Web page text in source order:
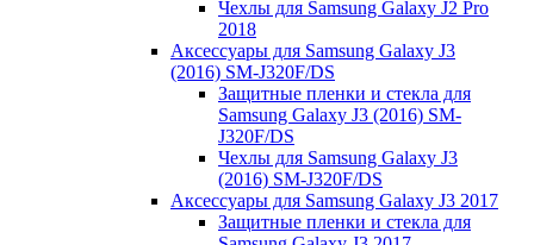
Чехлы для Samsung Galaxy J2 Pro
2018
Аксессуары для Samsung Galaxy J3
(2016) SM-J320F/DS
Защитные пленки и стекла для
Samsung Galaxy J3 (2016) SM-
J320F/DS
Чехлы для Samsung Galaxy J3
(2016) SM-J320F/DS
Аксессуары для Samsung Galaxy J3 2017
Защитные пленки и стекла для